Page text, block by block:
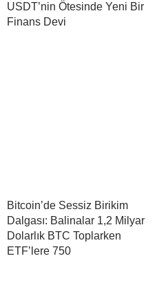
USDT’nin Ötesinde Yeni Bir
Finans Devi
Bitcoin’de Sessiz Birikim
Dalgası: Balinalar 1,2 Milyar
Dolarlık BTC Toplarken
ETF’lere 750